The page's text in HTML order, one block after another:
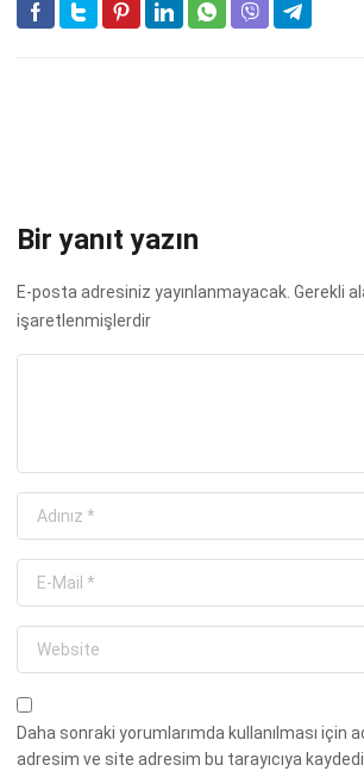
Bir yanıt yazın
E-posta adresiniz yayınlanmayacak. Gerekli
işaretlenmişlerdir
Daha sonraki yorumlarımda kullanılması için
adresim ve site adresim bu tarayıcıya